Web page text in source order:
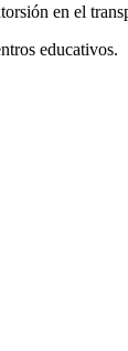
en el
educativos.